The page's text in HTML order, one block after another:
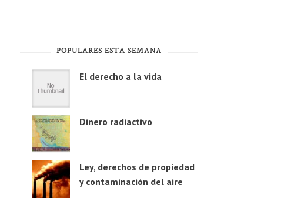
POPULARES ESTA SEMANA
El derecho a la vida
Dinero radiactivo
Ley, derechos de propiedad
y contaminación del aire